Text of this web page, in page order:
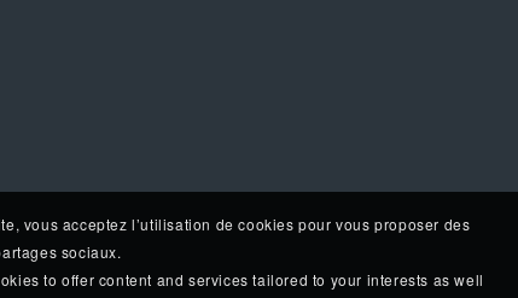
vous acceptez l’utilisation de cookies pour vous proposer des
sociaux.
to offer content and services tailored to your interests as well